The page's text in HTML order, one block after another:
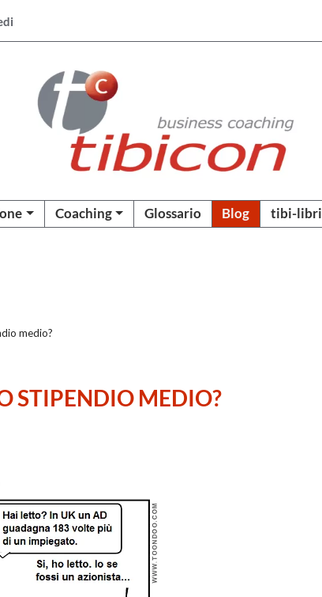
Coaching Glossario Blog tibi-libri
medio?
STIPENDIO MEDIO?